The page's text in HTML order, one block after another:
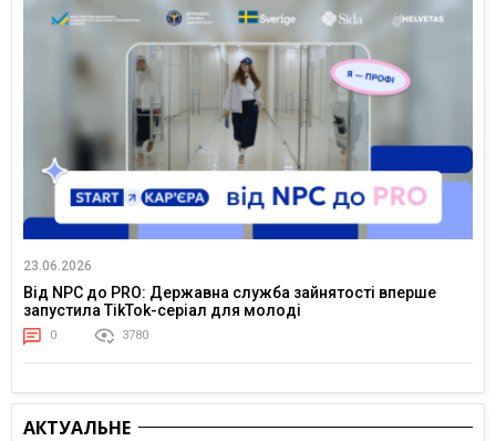
23.06.2026
Від NPC до PRO: Державна служба зайнятості вперше
запустила TikTok-серіал для молоді
0 3780
АКТУАЛЬНЕ